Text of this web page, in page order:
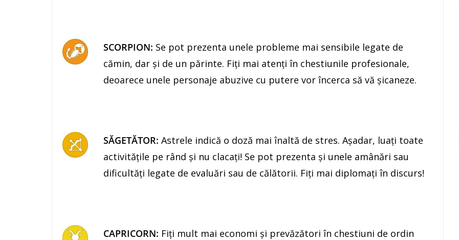
SCORPION: Se pot prezenta unele probleme mai sensibile legate de
cămin, dar şi de un părinte. Fiţi mai atenţi în chestiunile profesionale,
deoarece unele personaje abuzive cu putere vor încerca să vă şicaneze.
SĂGETĂTOR: Astrele indică o doză mai înaltă de stres. Aşadar, luaţi toate
activităţile pe rând şi nu clacaţi! Se pot prezenta şi unele amânări sau
dificultăţi legate de evaluări sau de călătorii. Fiţi mai diplomaţi în discurs!
CAPRICORN: Fiţi mult mai economi şi prevăzători în chestiuni de ordin